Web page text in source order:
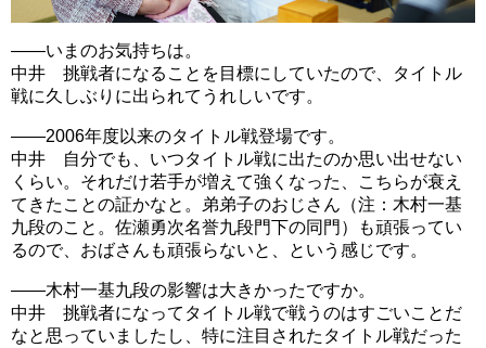
――いまのお気持ちは。
中井 挑戦者になることを目標にしていたので、タイトル
戦に久しぶりに出られてうれしいです。
――2006年度以来のタイトル戦登場です。
中井 自分でも、いつタイトル戦に出たのか思い出せない
くらい。それだけ若手が増えて強くなった、こちらが衰え
てきたことの証かなと。弟弟子のおじさん（注：木村一基
九段のこと。佐瀬勇次名誉九段門下の同門）も頑張ってい
るので、おばさんも頑張らないと、という感じです。
――木村一基九段の影響は大きかったですか。
中井 挑戦者になってタイトル戦で戦うのはすごいことだ
なと思っていましたし、特に注目されたタイトル戦だった